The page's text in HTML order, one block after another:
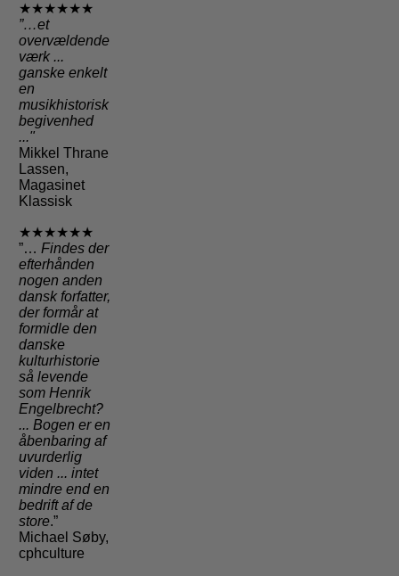
★★★★★★
”…et
overvældende
værk ...
ganske enkelt
en
musikhistorisk
begivenhed
..."
Mikkel Thrane
Lassen,
Magasinet
Klassisk
★★★★★★
”… Findes der
efterhånden
nogen anden
dansk forfatter,
der formår at
formidle den
danske
kulturhistorie
så levende
som Henrik
Engelbrecht?
... Bogen er en
åbenbaring af
uvurderlig
viden ... intet
mindre end en
bedrift af de
store.”
Michael Søby,
cphculture